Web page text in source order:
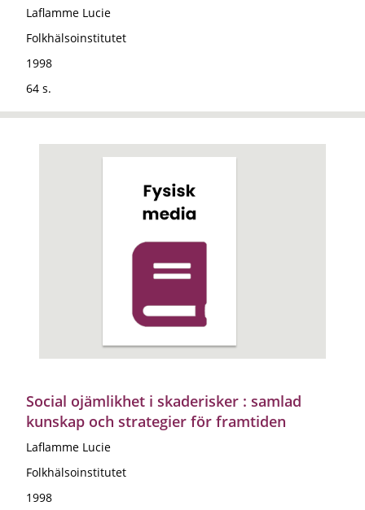
Laflamme Lucie
Folkhälsoinstitutet
1998
64 s.
Social ojämlikhet i skaderisker : samlad
kunskap och strategier för framtiden
Laflamme Lucie
Folkhälsoinstitutet
1998